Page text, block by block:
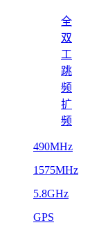
全
双
工
跳
频
扩
频
490MHz
1575MHz
5.8GHz
GPS